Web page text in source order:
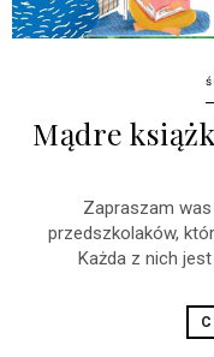
Mądre
Zapraszam
przedszkolaków,
Każda z nich